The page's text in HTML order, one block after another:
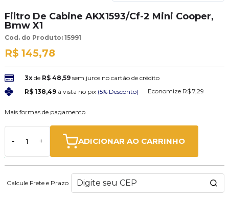
Filtro De Cabine AKX1593/Cf-2 Mini Cooper,
Bmw X1
Cod. do Produto: 15991
R$ 145,78
3xde R$ 48,59 sem juros no cartão de crédito
R$ 138,49 à vista no pix (5% Desconto) Economize R$ 7,29
Mais formas de pagamento
- + ADICIONAR AO CARRINHO
Calcule Frete e Prazo